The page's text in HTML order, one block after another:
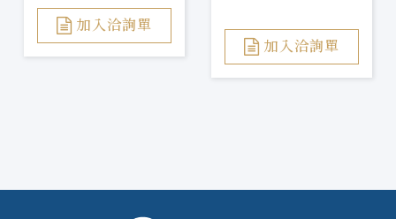
加入洽詢單
加入洽詢單